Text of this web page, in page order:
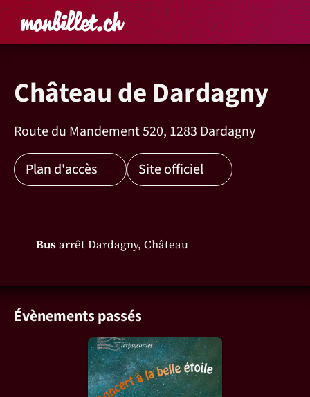
Accueil Rechercher un
Panier
Château de Dardagny
Route du Mandement 520, 1283 Dardagny
Plan d'accès
Site officiel
Busarrêt Dardagny, Château
Évènements passés